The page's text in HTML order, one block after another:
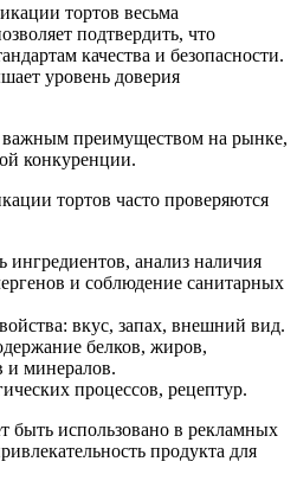
тортов весьма
подтвердить, что
качества и безопасности.
уровень доверия
важным преимуществом на рынке,
конкуренции.
тортов часто проверяются
ингредиентов, анализ наличия
и соблюдение санитарных
вкус, запах, внешний вид.
белков, жиров,
и минералов.
процессов, рецептур.
быть использовано в рекламных
продукта для